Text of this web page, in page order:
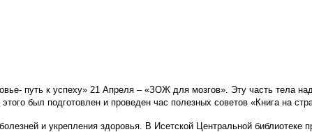
путь к успеху» 21 Апреля – «ЗОЖ для мозгов». Эту часть тела
был подготовлен и проведен час полезных советов «Книга на
и укрепления здоровья.
В Исетской Центральной